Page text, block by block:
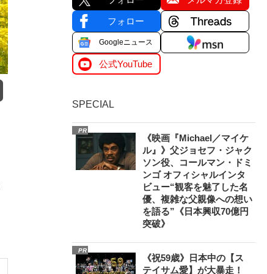
フォロー
Googleニュース
公式YouTube
SPECIAL
PR
《映画『Michael／マイケ
ル』》父ジョセフ・ジャク
ソン役、コールマン・ドミ
ンゴ オフィシャルインタ
ビュー“観客を魅了した名
優、複雑な父親像への想い
を語る”《日本興収70億円
突破》
PR
《祝59歳》日本中の【ス
テイサム愛】が大暴走！